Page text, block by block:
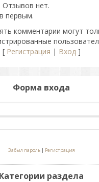
: Отзывов нет.
первым.
комментарии могут
[ Регистрация | Вход]
Форма входа
Забыл пароль| Регистрация
Категории раздела